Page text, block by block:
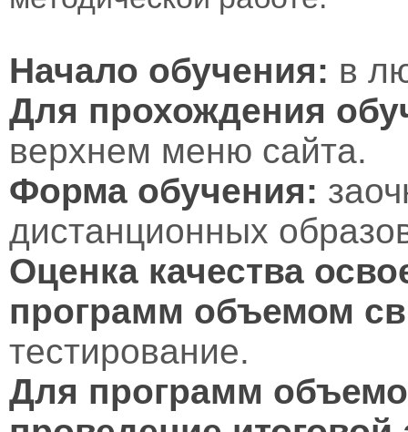
Начало обучения: в
Для прохождения
верхнем меню сайта.
Форма обучения:
дистанционных
Оценка качества
программ объемом
тестирование.
Для программ